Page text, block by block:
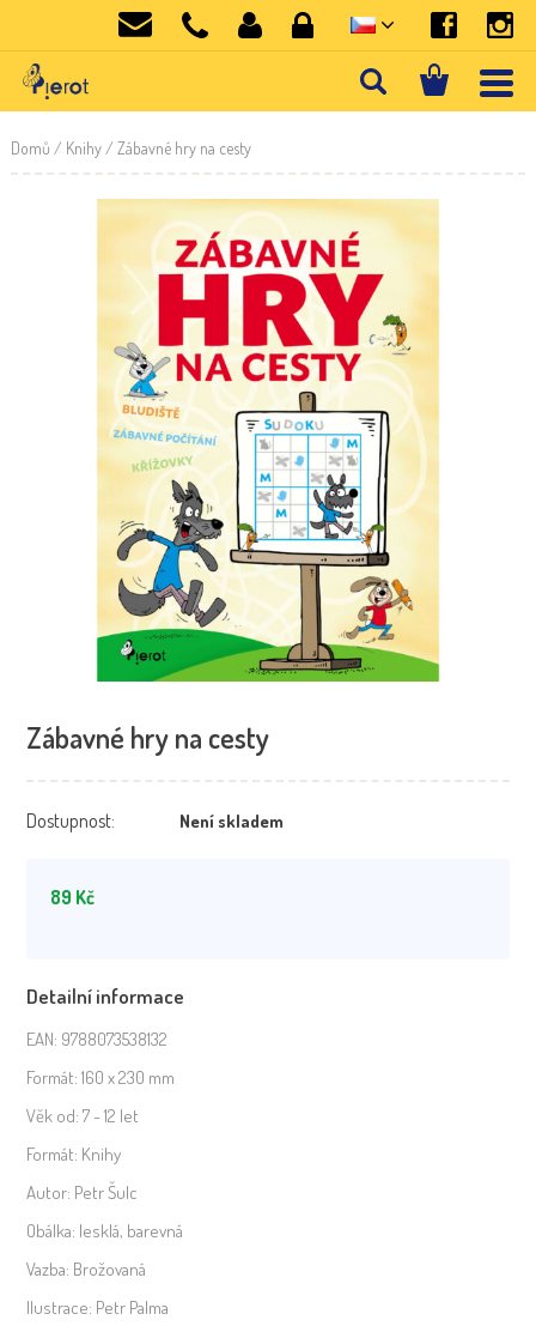
Domů / Knihy/ Zábavné hry na cesty
Zábavné hry na cesty
Dostupnost: Není skladem
89 Kč
Detailní informace
EAN: 9788073538132
Formát: 160 x 230 mm
Věk od: 7 - 12 let
Formát: Knihy
Autor: Petr Šulc
Obálka: lesklá, barevná
Vazba: Brožovaná
Ilustrace: Petr Palma